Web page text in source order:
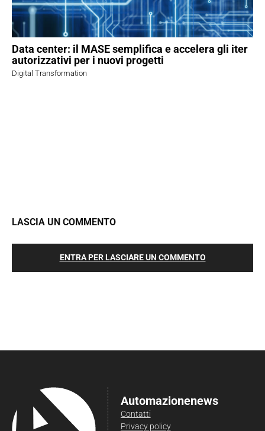
Data center: il MASE semplifica e accelera gli iter
autorizzativi per i nuovi progetti
Digital Transformation
LASCIA UN COMMENTO
ENTRA PER LASCIARE UN COMMENTO
Automazionenews
Contatti
Privacy policy